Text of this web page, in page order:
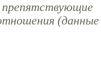
препятствующие
(данные